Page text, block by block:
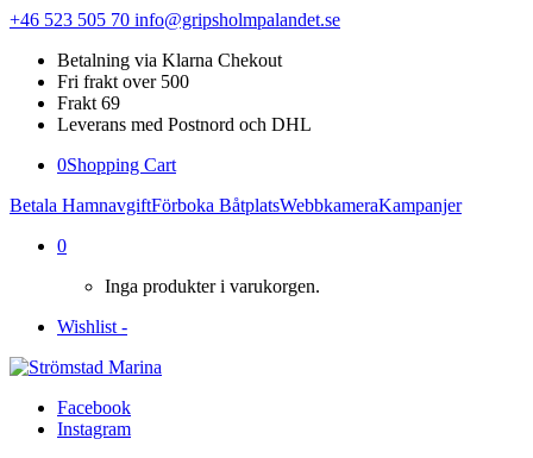
+46 523 505 70 info@gripsholmpalandet.se
Betalning via Klarna Chekout
Fri frakt over 500
Frakt 69
Leverans med Postnord och DHL
0Shopping Cart
Betala HamnavgiftFörboka BåtplatsWebbkameraKampanjer
0
Inga produkter i varukorgen.
Wishlist -
Facebook
Instagram